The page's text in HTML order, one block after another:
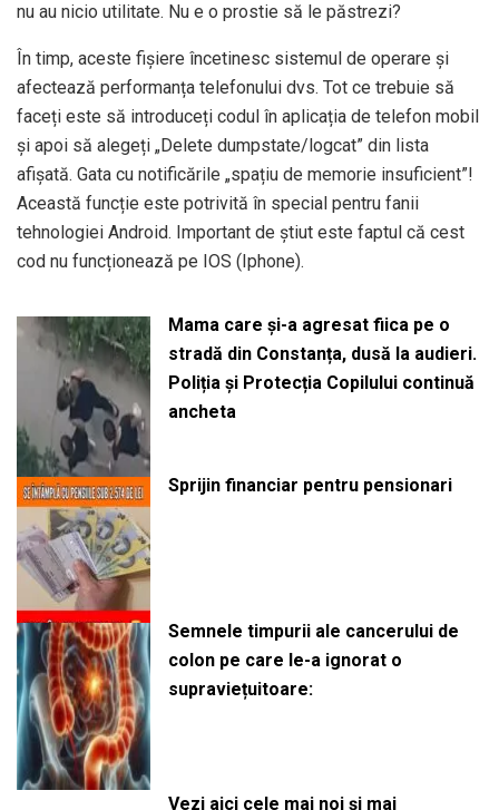
nu au nicio utilitate. Nu e o prostie să le păstrezi?
În timp, aceste fișiere încetinesc sistemul de operare și
afectează performanța telefonului dvs. Tot ce trebuie să
faceți este să introduceți codul în aplicația de telefon mobil
și apoi să alegeți „Delete dumpstate/logcat” din lista
afișată. Gata cu notificările „spațiu de memorie insuficient”!
Această funcție este potrivită în special pentru fanii
tehnologiei Android. Important de știut este faptul că cest
cod nu funcționează pe IOS (Iphone).
Mama care și-a agresat fiica pe o
stradă din Constanța, dusă la audieri.
Poliția și Protecția Copilului continuă
ancheta
Sprijin financiar pentru pensionari
Semnele timpurii ale cancerului de
colon pe care le-a ignorat o
supraviețuitoare:
Vezi aici cele mai noi și mai